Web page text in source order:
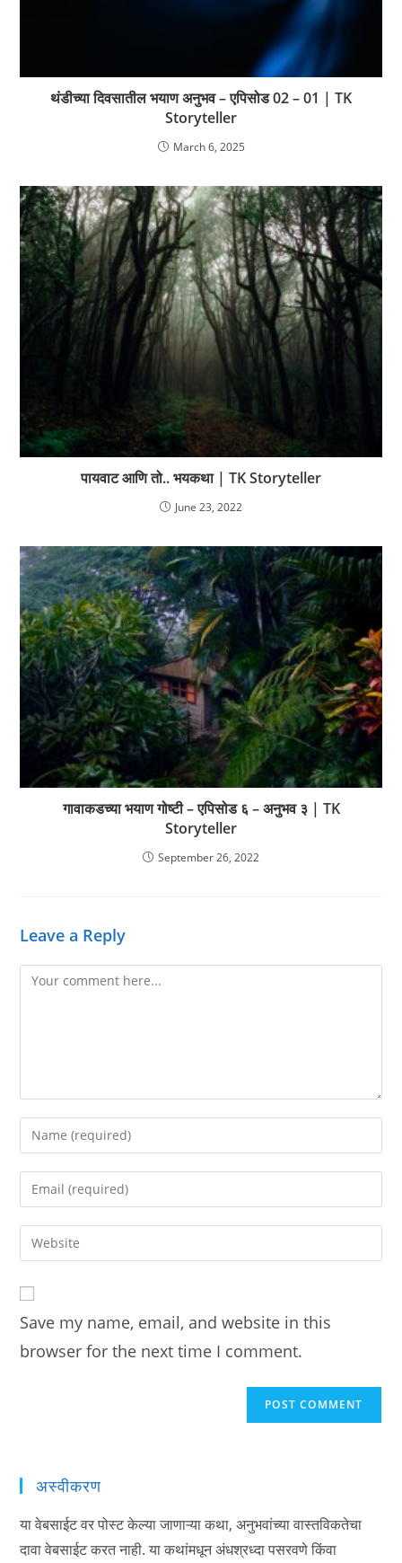
थंडीच्या दिवसातील भयाण अनुभव – एपिसोड 02 – 01 | TK
Storyteller
March 6, 2025
पायवाट आणि तो.. भयकथा | TK Storyteller
June 23, 2022
गावाकडच्या भयाण गोष्टी – एपिसोड ६ – अनुभव ३ | TK
Storyteller
September 26, 2022
Leave a Reply
Comment
Enter
your
name
comment
Enter
your
email
address
Enter
your
URL
(optional)
Save my name, email, and website in this
browser for the next time I comment.
अस्वीकरण
या वेबसाईट वर पोस्ट केल्या जाणाऱ्या कथा, अनुभवांच्या वास्तविकतेचा
दावा वेबसाईट करत नाही. या कथांमधून अंधश्रध्दा पसरवणे किंवा